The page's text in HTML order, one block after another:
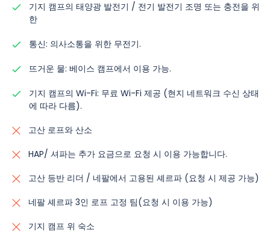
기지 캠프의 태양광 발전기 / 전기 발전기 조명 또는 충전을 위
한
통신: 의사소통을 위한 무전기.
뜨거운 물: 베이스 캠프에서 이용 가능.
기지 캠프의 Wi-Fi: 무료 Wi-Fi 제공 (현지 네트워크 수신 상태
에 따라 다름).
고산 로프와 산소
HAP/ 셔파는 추가 요금으로 요청 시 이용 가능합니다.
고산 등반 리더 / 네팔에서 고용된 셰르파 (요청 시 제공 가능)
네팔 셰르파 3인 로프 고정 팀(요청 시 이용 가능)
기지 캠프 위 숙소